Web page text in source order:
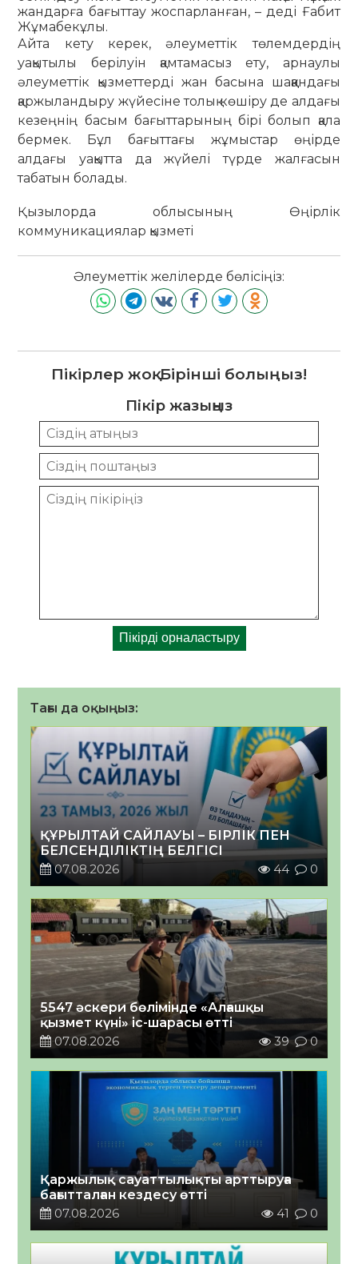
жандарға бағыттау жоспарланған, – деді Ғабит
Жұмабекұлы.
Айта кету керек, әлеуметтік төлемдердің
уақытылы берілуін қамтамасыз ету, арнаулы
әлеуметтік қызметтерді жан басына шаққандағы
қаржыландыру жүйесіне толық көшіру де алдағы
кезеңнің басым бағыттарының бірі болып қала
бермек. Бұл бағыттағы жұмыстар өңірде
алдағы уақытта да жүйелі түрде жалғасын
табатын болады.
Қызылорда облысының Өңірлік
коммуникациялар қызметі
Әлеуметтік желілерде бөлісіңіз:
Пікірлер жоқ. Бірінші болыңыз!
Пікір жазыңыз
Тағы да оқыңыз:
ҚҰРЫЛТАЙ САЙЛАУЫ – БІРЛІК ПЕН
БЕЛСЕНДІЛІКТІҢ БЕЛГІСІ
07.08.2026
44 0
5547 әскери бөлімінде «Алғашқы
қызмет күні» іс-шарасы өтті
07.08.2026
39 0
Қаржылық сауаттылықты арттыруға
бағытталған кездесу өтті
07.08.2026
41 0